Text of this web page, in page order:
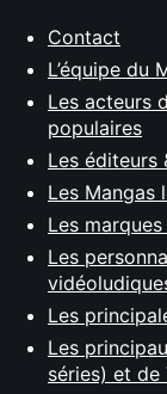
Contact
L’équipe du
Les acteurs
populaires
Les éditeurs
Les Mangas
Les
Les
Les
Les
séries) et de